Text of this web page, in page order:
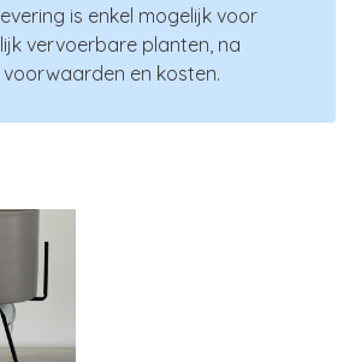
is enkel mogelijk voor
vervoerbare planten, na
en kosten.